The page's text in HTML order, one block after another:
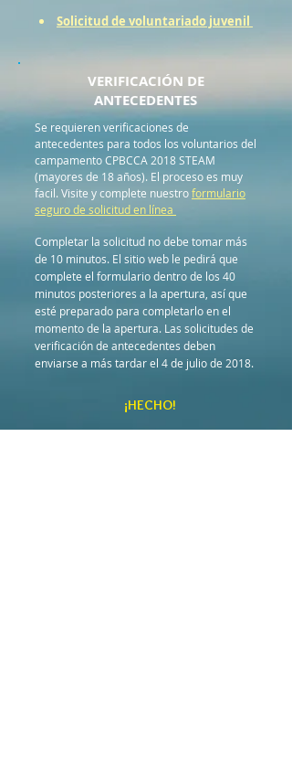
Solicitud de voluntariado juvenil
VERIFICACIÓN DE
ANTECEDENTES
Se requieren verificaciones de
antecedentes para todos los voluntarios del
campamento CPBCCA 2018 STEAM
(mayores de 18 años). El proceso es muy
facil. Visite y complete nuestroformulario
seguro de solicitud en línea
Completar la solicitud no debe tomar más
de 10 minutos. El sitio web le pedirá que
complete el formulario dentro de los 40
minutos posteriores a la apertura, así que
esté preparado para completarlo en el
momento de la apertura. Las solicitudes de
verificación de antecedentes deben
enviarse a más tardar el 4 de julio de 2018.
¡HECHO!